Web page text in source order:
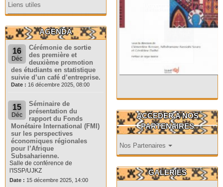
Liens utiles
AGENDA
16
Déc
Cérémonie de sortie
des première et
deuxième promotion
des étudiants en statistique
suivie d’un café d’entreprise.
Date : 16 décembre 2025, 08:00
15
Déc
Séminaire de
présentation du
rapport du Fonds
Monétaire International (FMI)
sur les perspectives
économiques régionales
pour l’Afrique
Subsaharienne.
Salle de conférence de
l'ISSP/UJKZ
Date : 15 décembre 2025, 14:00
ACCEDER A NOS
PARTENAIRES
Nos Partenaires
GALERIES